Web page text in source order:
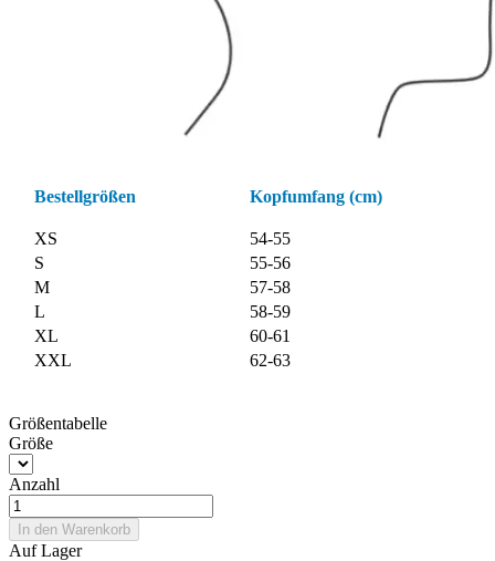
Bestellgrößen Kopfumfang (cm)
XS
54-55
S
55-56
M
57-58
L
58-59
XL
60-61
XXL
62-63
Größentabelle
Größe
Anzahl
In den Warenkorb
Auf Lager